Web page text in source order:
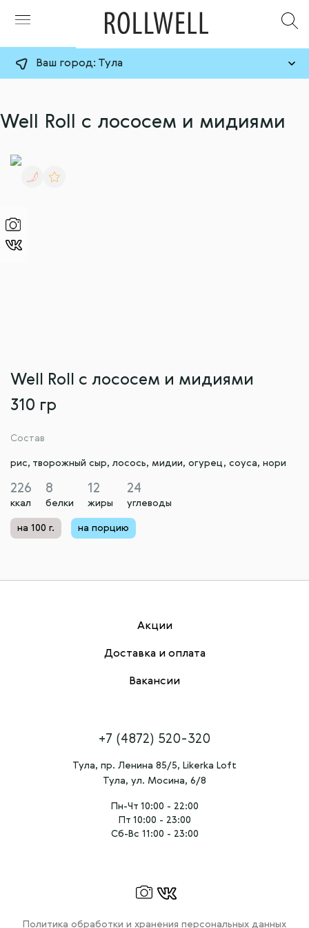
Ваш город: Тула
Well Roll с лососем и мидиями
Well Roll с лососем и мидиями
310 гр
Состав
рис, творожный сыр, лосось, мидии, огурец, соуса, нори
226
ккал
8
белки
12
жиры
24
углеводы
на 100 г. на порцию
Акции
Доставка и оплата
Вакансии
+7 (4872) 520-320
Тула, пр. Ленина 85/5, Likerka Loft
Тула, ул. Мосина, 6/8
Пн-Чт 10:00 - 22:00
Пт 10:00 - 23:00
Сб-Вс 11:00 - 23:00
Политика обработки и хранения персональных данных